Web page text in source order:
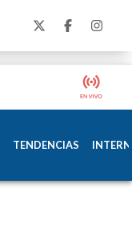
TENDENCIAS